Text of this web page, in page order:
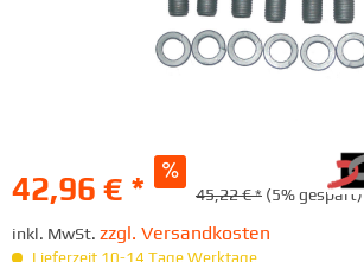
42,96 € * 45,22 € * (5% gespart)
inkl. MwSt. zzgl. Versandkosten
Lieferzeit 10-14 Tage Werktage